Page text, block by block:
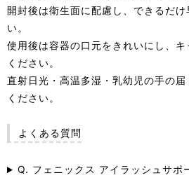
開封後は衛生面に配慮し、できるだ
い。
使用後は容器の口元をきれいにし、
ください。
直射日光・高温多湿・乳幼児の手の
ください。
よくある質問
Q. フェニックス アイラッシュサポ